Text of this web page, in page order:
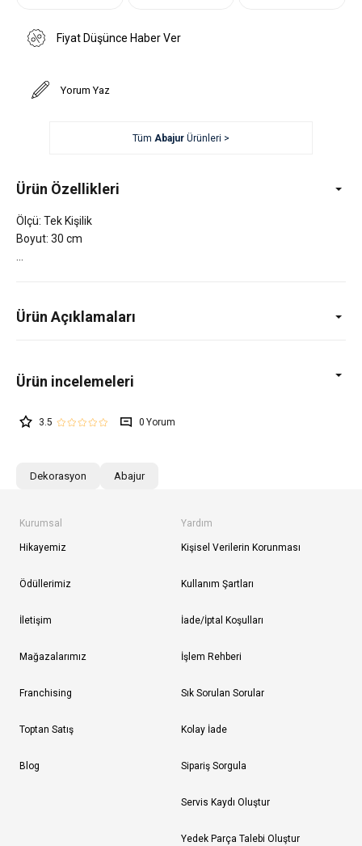
Fiyat Düşünce Haber Ver
Yorum Yaz
Tüm AbajurÜrünleri >
Ürün Özellikleri
Ölçü: Tek Kişilik
Boyut: 30 cm
Ürün Açıklamaları
3.5 0
Dekorasyon Abajur
Kurumsal
Hikayemiz
Ödüllerimiz
İletişim
Mağazalarımız
Franchising
Toptan Satış
Blog
Yardım
Kişisel Verilerin Korunması
Kullanım Şartları
İade/İptal Koşulları
İşlem Rehberi
Sık Sorulan Sorular
Kolay İade
Sipariş Sorgula
Servis Kaydı Oluştur
Yedek Parça Talebi Oluştur